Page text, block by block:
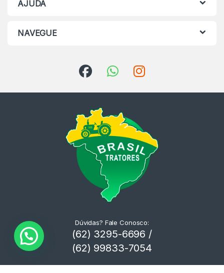
AJUDA
NAVEGUE
Dúvidas? Fale Conosco:
(62) 3295-6696 /
(62) 99833-7054